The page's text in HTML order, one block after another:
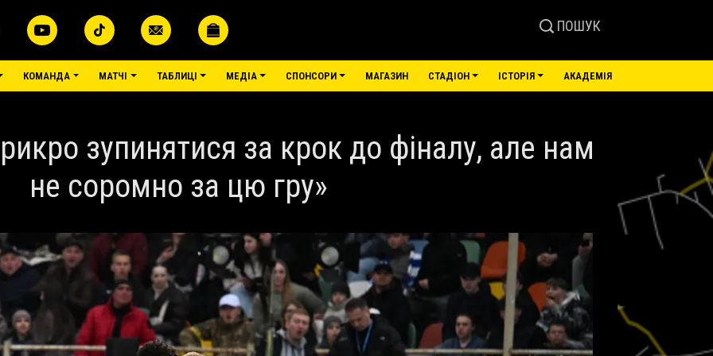
ПОШУК
КОМАНДА МАТЧІ ТАБЛИЦІ МЕДІА СПОНСОРИ МАГАЗИН СТАДІОН ІСТОРІЯ АКАДЕМІЯ
зупинятися за крок до фіналу, але нам
не соромно за цю гру»